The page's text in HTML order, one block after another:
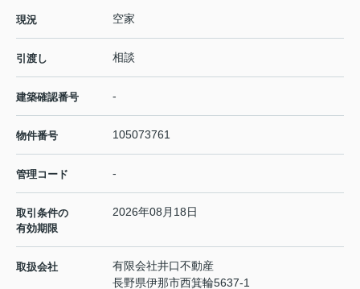
現況 空家
引渡し 相談
建築確認番号 -
物件番号 105073761
管理コード -
取引条件の
有効期限
2026年08月18日
取扱会社
有限会社井口不動産
長野県伊那市西箕輪5637-1